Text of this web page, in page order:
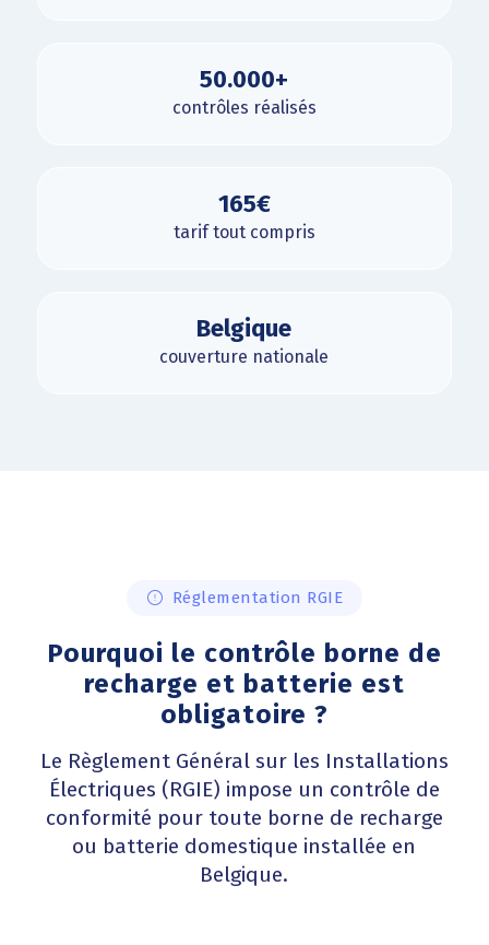
50.000+
contrôles réalisés
165€
tarif tout compris
Belgique
couverture nationale
Réglementation RGIE
Pourquoi le contrôle borne de
recharge et batterie est
obligatoire ?
Le Règlement Général sur les Installations
Électriques (RGIE) impose un contrôle de
conformité pour toute borne de recharge
ou batterie domestique installée en
Belgique.